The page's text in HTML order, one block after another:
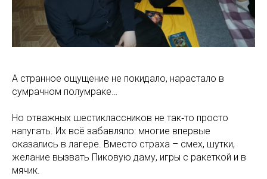
А странное ощущение не покидало, нарастало в
сумрачном полумраке…
Но отважных шестиклассников не так‑то просто
напугать. Их всё забавляло: многие впервые
оказались в лагере. Вместо страха – смех, шутки,
желание вызвать Пиковую даму, игры с ракеткой и в
мячик.